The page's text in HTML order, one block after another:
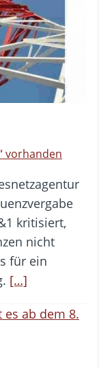
vorhanden
kritisiert,
nicht
für ein
[…]